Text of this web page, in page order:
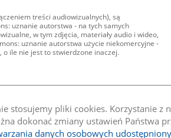
stosujemy pliki cookies. Korzystanie z
dokonać zmiany ustawień Państwa
danych osobowych
treści audiowizualnych), są
uznanie autorstwa - na tych samych
w tym zdjęcia, materiały audio i wideo,
uznanie autorstwa użycie niekomercyjne -
o ile nie jest to stwierdzone inaczej.